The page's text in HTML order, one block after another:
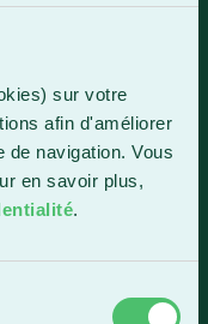
sur votre
afin d'améliorer
de navigation. Vous
en savoir plus,
.